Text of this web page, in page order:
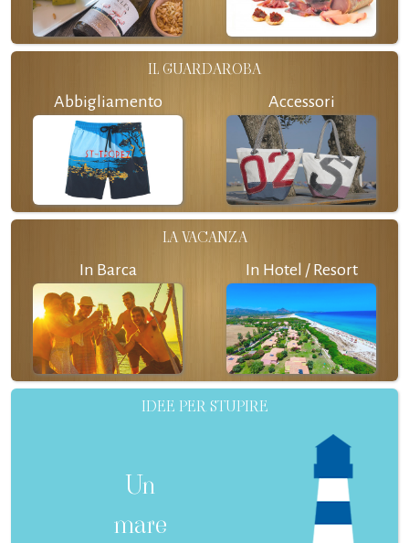
IL GUARDAROBA
Abbigliamento Accessori
LA VACANZA
In Barca In Hotel / Resort
IDEE PER STUPIRE
Un
mare